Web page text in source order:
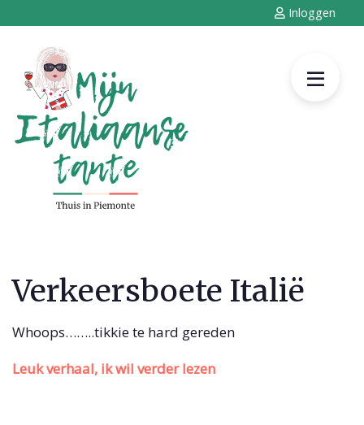
Inloggen
Verkeersboete Italië
Whoops……..tikkie te hard gereden
Leuk verhaal, ik wil verder lezen